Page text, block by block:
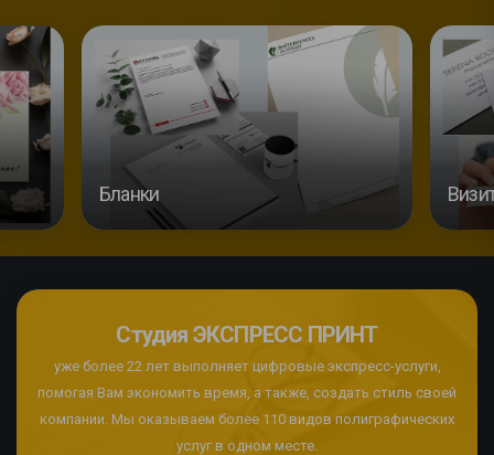
Бланки
Студия ЭКСПРЕСС ПРИНТ
уже более 22 лет выполняет цифровые экспресс-услуги,
помогая Вам экономить время, а также, создать стиль своей
компании. Мы оказываем более 110 видов полиграфических
услуг в одном месте.